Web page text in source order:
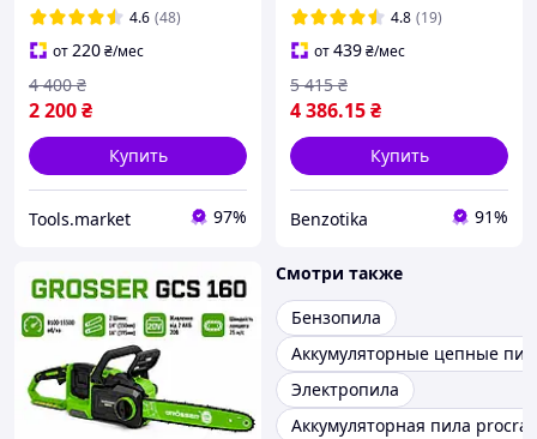
дереву Макита 30 см
Ручная пила на
аккумуляторе
4.6 (48)
от220₴/мес
2 200₴
4 400 ₴
Купить
Tools.market 97%
4.8 (19)
от439₴/мес
4 386.15₴
5 415 ₴
Купить
Benzotika 91%
Смотри также
Бензопила
Аккумуляторные цепные
Электропила
Аккумуляторная пила